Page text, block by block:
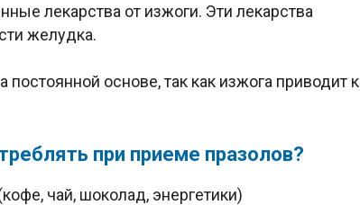
лекарства от изжоги. Эти лекарства
желудка.
постоянной основе, так как изжога приводит к
при приеме празолов?
чай, шоколад, энергетики)